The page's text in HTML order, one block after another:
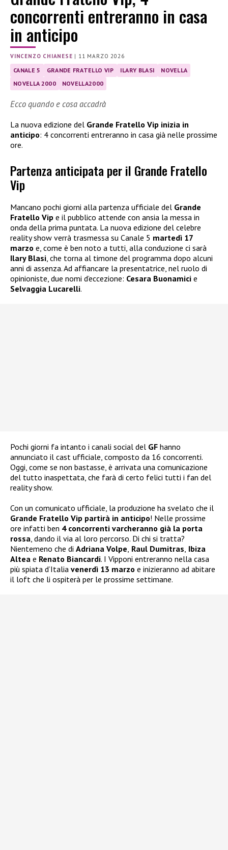
concorrenti entreranno in casa
in anticipo
VINCENZO CHIANESE | 11 MARZO 2026
CANALE 5 GRANDE FRATELLO VIP ILARY BLASI
NOVELLA
NOVELLA 2000
NOVELLA2000
Ecco quando e cosa accadrà
La nuova edizione del Grande Fratello Vip inizia in
anticipo: 4 concorrenti entreranno in casa già nelle prossime
ore.
Partenza anticipata per il Grande Fratello
Vip
Mancano pochi giorni alla partenza ufficiale del Grande
Fratello Vip e il pubblico attende con ansia la messa in
onda della prima puntata. La nuova edizione del celebre
reality show verrà trasmessa su Canale 5 martedì 17
marzo e, come è ben noto a tutti, alla conduzione ci sarà
Ilary Blasi, che torna al timone del programma dopo alcuni
anni di assenza. Ad affiancare la presentatrice, nel ruolo di
opinioniste, due nomi d’eccezione: Cesara Buonamici e
Selvaggia Lucarelli.
Pochi giorni fa intanto i canali social del GF hanno
annunciato il cast ufficiale, composto da 16 concorrenti.
Oggi, come se non bastasse, è arrivata una comunicazione
del tutto inaspettata, che farà di certo felici tutti i fan del
reality show.
Con un comunicato ufficiale, la produzione ha svelato che il
Grande Fratello Vip partirà in anticipo! Nelle prossime
ore infatti ben 4 concorrenti varcheranno già la porta
rossa, dando il via al loro percorso. Di chi si tratta?
Nientemeno che di Adriana Volpe, Raul Dumitras, Ibiza
Altea e Renato Biancardi. I Vipponi entreranno nella casa
più spiata d’Italia venerdì 13 marzo e inizieranno ad abitare
il loft che li ospiterà per le prossime settimane.